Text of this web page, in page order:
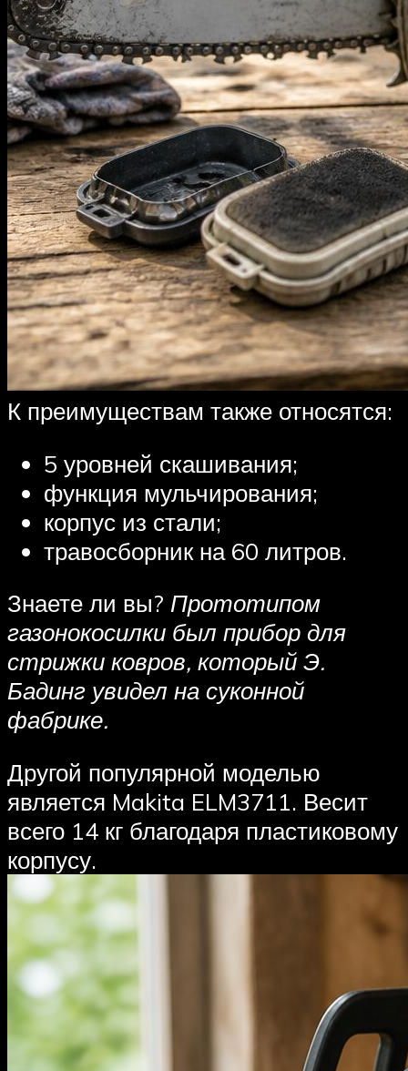
К преимуществам также относятся:
5 уровней скашивания;
функция мульчирования;
корпус из стали;
травосборник на 60 литров.
Знаете ли вы? Прототипом
газонокосилки был прибор для
стрижки ковров, который Э.
Бадинг увидел на суконной
фабрике.
Другой популярной моделью
является Makita ELM3711. Весит
всего 14 кг благодаря пластиковому
корпусу.